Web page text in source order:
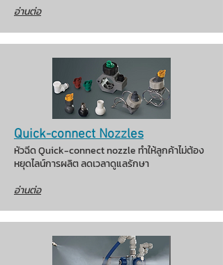
อ่านต่อ
Quick-connect Nozzles
หัวฉีด Quick-connect nozzle ทำให้ลูกค้าไม่ต้อง
หยุดไลน์การผลิต ลดเวลาดูแลรักษา
อ่านต่อ